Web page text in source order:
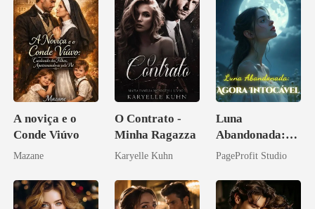
A noviça e o
Conde Viúvo
Mazane
O Contrato -
Minha Ragazza
Karyelle Kuhn
Luna
Abandonada:
Agora Intocável
PageProfit Studio